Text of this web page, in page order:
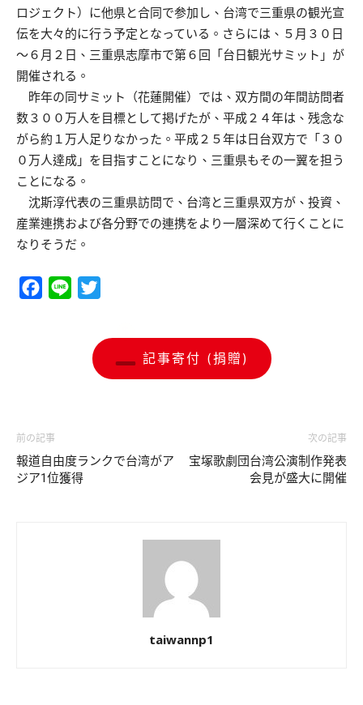
ロジェクト）に他県と合同で参加し、台湾で三重県の観光宣
伝を大々的に行う予定となっている。さらには、５月３０日
～６月２日、三重県志摩市で第６回「台日観光サミット」が
開催される。
昨年の同サミット（花蓮開催）では、双方間の年間訪問者
数３００万人を目標として掲げたが、平成２４年は、残念な
がら約１万人足りなかった。平成２５年は日台双方で「３０
０万人達成」を目指すことになり、三重県もその一翼を担う
ことになる。
沈斯淳代表の三重県訪問で、台湾と三重県双方が、投資、
産業連携および各分野での連携をより一層深めて行くことに
なりそうだ。
Facebook
Line
記事寄付 (捐贈)
前の記事
報道自由度ランクで台湾がア
ジア1位獲得
次の記事
宝塚歌劇団台湾公演制作発表
会見が盛大に開催
taiwannp1